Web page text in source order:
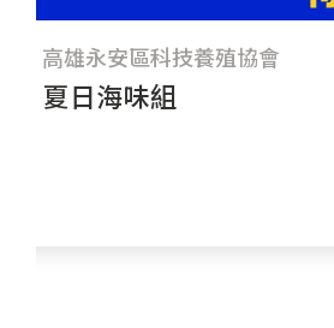
高雄永安區科技養殖協會
夏日海味組